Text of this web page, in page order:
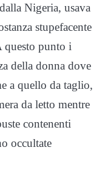
Nigeria, usava
stupefacente
questo punto i
della donna dove
a quello da taglio,
da letto mentre
contenenti
occultate